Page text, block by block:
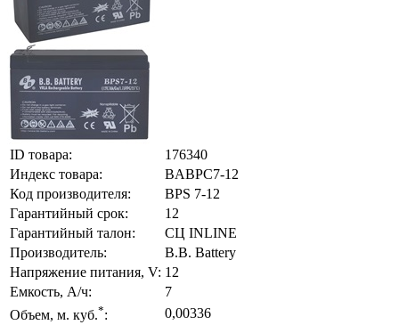
ID товара:
176340
Индекс товара:
BABPC7-12
Код производителя:
BPS 7-12
Гарантийный срок:
12
Гарантийный талон:
СЦ INLINE
Производитель:
B.B. Battery
Напряжение питания, V: 12
Емкость, А/ч:
7
Объем, м. куб.*:
0,00336